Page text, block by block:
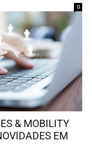
0
& MOBILITY
EM